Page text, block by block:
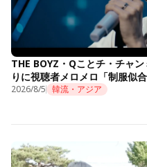
THE BOYZ・Qことチ・チャ
りに視聴者メロメロ「制服似
2026/8/5 韓流・アジア